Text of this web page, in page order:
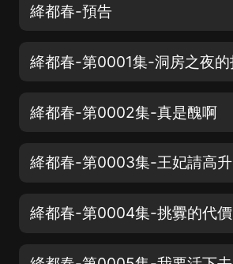
絳都春-預告
絳都春-第0002集-真是醜啊
絳都春-第0003集-王妃請高升
絳都春-第0004集-挑釁的代價